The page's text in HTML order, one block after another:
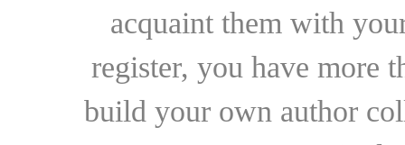
acquaint them with
register, you have more
build your own author